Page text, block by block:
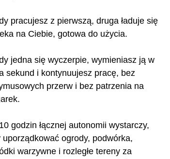
pracujesz z pierwszą, druga ładuje się
na Ciebie, gotowa do użycia.
jedna się wyczerpie, wymieniasz ją w
sekund i kontynuujesz pracę, bez
przerw i bez patrzenia na
godzin łącznej autonomii wystarczy,
uporządkować ogrody, podwórka,
warzywne i rozległe tereny za